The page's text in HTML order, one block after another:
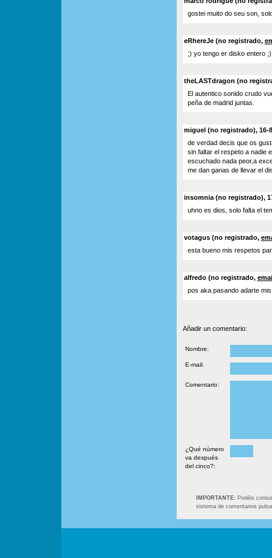
gostei muito do seu son,
eRhereJe (no registrado,
;) yo tengo er disko entero
theLASTdragon (no
El autentico sonido crudo
peña de madrid juntas.
miguel (no registrado), 16-
de verdad decis que os
sin faltar el respeto a nadie
escuchado nada peor,a
me dan ganas de llevar el
insomnia (no registrado),
uhno es dios, solo falta el
votagus (no registrado,
esta bueno mis respetos
alfredo (no registrado,
pos aka pasando adarte
Añadir un comentario:
Nombre:
E-mail:
Comentario:
¿Qué número
va después
del cinco?:
IMPORTANTE: Podéis
sistema de comentarios